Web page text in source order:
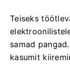
Teiseks
samad
kasumit